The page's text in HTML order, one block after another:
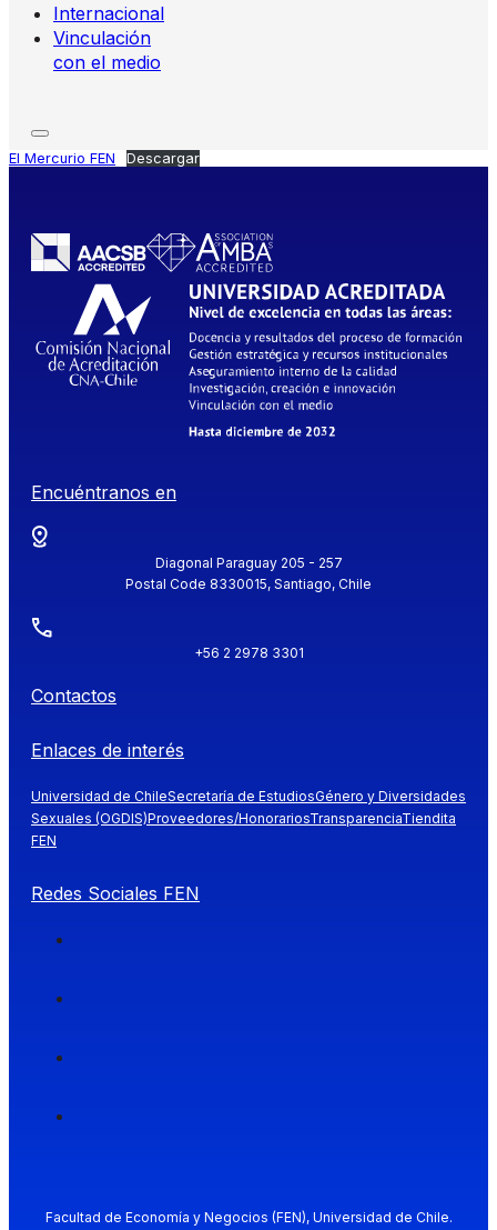
Internacional
Vinculación
con el medio
El Mercurio FEN Descargar
Encuéntranos en
Diagonal Paraguay 205 - 257
Postal Code 8330015, Santiago, Chile
+56 2 2978 3301
Contactos
Enlaces de interés
Universidad de ChileSecretaría de EstudiosGénero y Diversidades
Sexuales (OGDIS)Proveedores/HonorariosTransparenciaTiendita
FEN
Redes Sociales FEN
Facultad de Economía y Negocios (FEN), Universidad de Chile.